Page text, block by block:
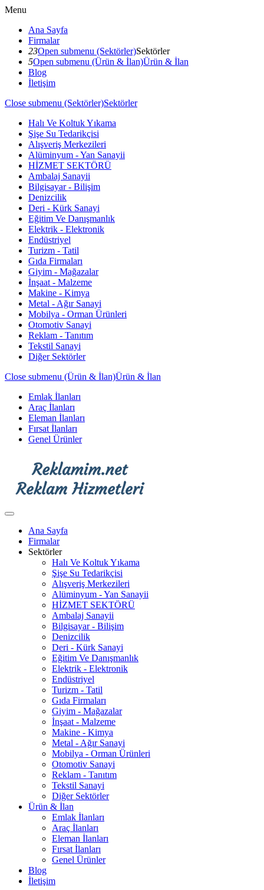
Menu
Ana Sayfa
Firmalar
23Open submenu (Sektörler)Sektörler
5Open submenu (Ürün & İlan)Ürün & İlan
Blog
İletişim
Close submenu (Sektörler)Sektörler
Halı Ve Koltuk Yıkama
Şişe Su Tedarikçisi
Alışveriş Merkezileri
Alüminyum - Yan Sanayii
HİZMET SEKTÖRÜ
Ambalaj Sanayii
Bilgisayar - Bilişim
Denizcilik
Deri - Kürk Sanayi
Eğitim Ve Danışmanlık
Elektrik - Elektronik
Endüstriyel
Turizm - Tatil
Gıda Firmaları
Giyim - Mağazalar
İnşaat - Malzeme
Makine - Kimya
Metal - Ağır Sanayi
Mobilya - Orman Ürünleri
Otomotiv Sanayi
Reklam - Tanıtım
Tekstil Sanayi
Diğer Sektörler
Close submenu (Ürün & İlan)Ürün & İlan
Emlak İlanları
Araç İlanları
Eleman İlanları
Fırsat İlanları
Genel Ürünler
Ana Sayfa
Firmalar
Sektörler
Halı Ve Koltuk Yıkama
Şişe Su Tedarikçisi
Alışveriş Merkezileri
Alüminyum - Yan Sanayii
HİZMET SEKTÖRÜ
Ambalaj Sanayii
Bilgisayar - Bilişim
Denizcilik
Deri - Kürk Sanayi
Eğitim Ve Danışmanlık
Elektrik - Elektronik
Endüstriyel
Turizm - Tatil
Gıda Firmaları
Giyim - Mağazalar
İnşaat - Malzeme
Makine - Kimya
Metal - Ağır Sanayi
Mobilya - Orman Ürünleri
Otomotiv Sanayi
Reklam - Tanıtım
Tekstil Sanayi
Diğer Sektörler
Ürün & İlan
Emlak İlanları
Araç İlanları
Eleman İlanları
Fırsat İlanları
Genel Ürünler
Blog
İletişim